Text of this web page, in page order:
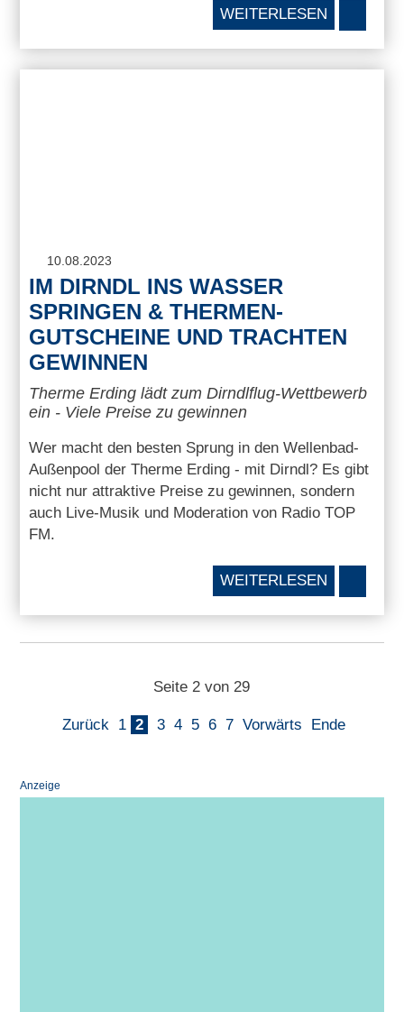
WEITERLESEN
10.08.2023
IM DIRNDL INS WASSER
SPRINGEN & THERMEN-
GUTSCHEINE UND TRACHTEN
GEWINNEN
Therme Erding lädt zum Dirndlflug-Wettbewerb
ein - Viele Preise zu gewinnen
Wer macht den besten Sprung in den Wellenbad-
Außenpool der Therme Erding - mit Dirndl? Es gibt
nicht nur attraktive Preise zu gewinnen, sondern
auch Live-Musik und Moderation von Radio TOP
FM.
WEITERLESEN
Seite 2 von 29
Zurück 1 2 3 4 5 6 7 Vorwärts Ende
Anzeige